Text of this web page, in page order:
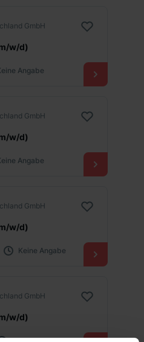
GmbH
w/d)
Angabe
GmbH
w/d)
Angabe
GmbH
w/d)
Keine Angabe
GmbH
w/d)